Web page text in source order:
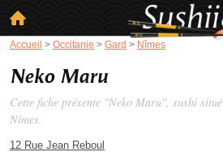
Accueil > Occitanie > Gard > Nîmes
Neko Maru
Cette fiche présente "Neko Maru", sushi situé
Nîmes.
12 Rue Jean Reboul